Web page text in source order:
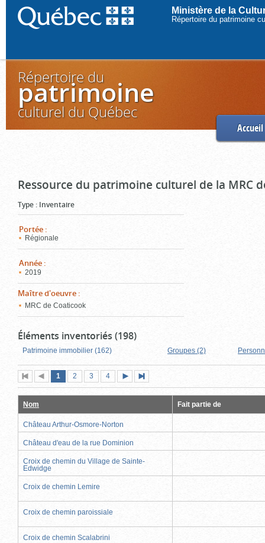
Ministère de la
Répertoire du patrimoine
Répertoire du
patrimoine
culturel du Québec
Accueil
Ressource du patrimoine culturel de la MRC
Type : Inventaire
Portée :
Régionale
Année :
2019
Maître d'oeuvre :
MRC de Coaticook
Éléments inventoriés (198)
Patrimoine immobilier (162) Groupes (2)
Première
page
Page
précédente
Page
1 (page
actuelle)
Page
2 Page
3 Page
4
suivante
page
Nom Fait partie de
Château Arthur-Osmore-Norton
Château d'eau de la rue Dominion
Croix de chemin du Village de Sainte-
Edwidge
Croix de chemin Lemire
Croix de chemin paroissiale
Croix de chemin Scalabrini